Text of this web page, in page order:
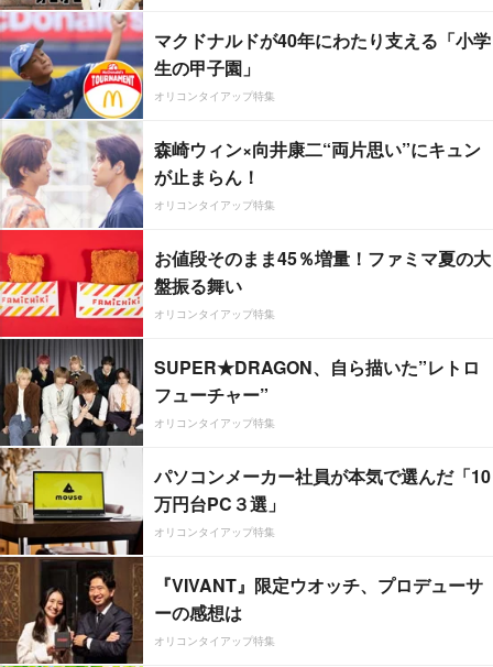
マクドナルドが40年にわたり支える「小学
生の甲子園」
オリコンタイアップ特集
森崎ウィン×向井康二“両片思い”にキュン
が止まらん！
オリコンタイアップ特集
お値段そのまま45％増量！ファミマ夏の大
盤振る舞い
オリコンタイアップ特集
SUPER★DRAGON、自ら描いた”レトロ
フューチャー”
オリコンタイアップ特集
パソコンメーカー社員が本気で選んだ「10
万円台PC３選」
オリコンタイアップ特集
『VIVANT』限定ウオッチ、プロデューサ
ーの感想は
オリコンタイアップ特集